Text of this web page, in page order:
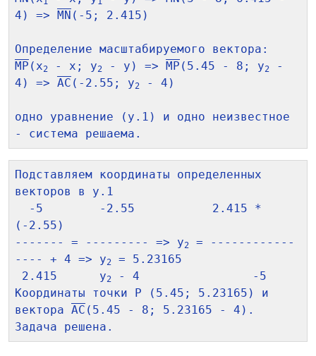
4) => MN (-5; 2.415)
MP (x2 - x; y2 - y) => MP (5.45 - 8; y2
-
4) => AC (-2.55; y2 - 4)
одно уравнение (у.1) и одно неизвестное
Подставляем координаты определенных
векторов в у.1
(-2.55)
------- = --------- => y2
= ------------
---- + 4 => y2
= 5.23165
2.415      y2
- 4                -5
Координаты точки P (5.45; 5.23165) и
вектора AC (5.45 - 8; 5.23165 - 4).